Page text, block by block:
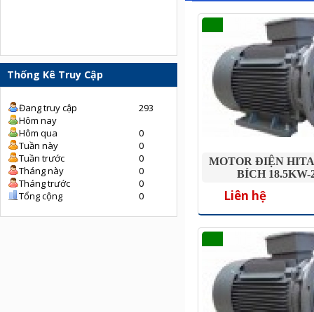
Thống Kê Truy Cập
Đang truy cập
293
Hôm nay
Hôm qua
0
Tuần này
0
Tuần trước
0
Tháng này
0
Tháng trước
0
Tổng cộng
0
MOTOR ĐIỆN
BÍCH 18.5KW-
Liên hệ